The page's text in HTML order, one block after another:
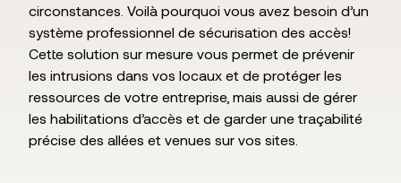
circonstances. Voilà pourquoi vous avez besoin d’un
système professionnel de sécurisation des accès!
Cette solution sur mesure vous permet de prévenir
les intrusions dans vos locaux et de protéger les
ressources de votre entreprise, mais aussi de gérer
les habilitations d’accès et de garder une traçabilité
précise des allées et venues sur vos sites.